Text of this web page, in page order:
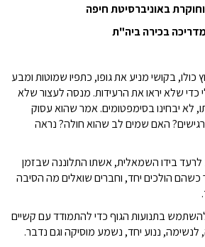
באוניברסיטת חיפה
בכירה ביה"ת
כולו, בקושי מניע את גופו, כתפיו שמוטות ומבע
כדי שלא יראו את הרעידות. מנסה לעצור שלא
לא יבחינו בסימפטומים. אמר שהוא עסוק
האם שמים לב שהוא חולה? נראה
לב לרעד בידו השמאלית, אשתו התלוננה שבזמן
כשהם הולכים יחד, וחברים שואלים מה הסיבה
בתנועות הגוף כדי להתמודד עם קשיים
ננוע יחד, נשמע מוסיקה וגם נדבר.